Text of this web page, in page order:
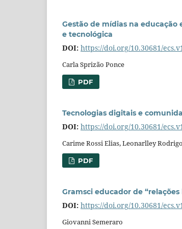
Gestão de mídias na
e tecnológica
DOI: https://doi.org/10.30681/
Carla Sprizão Ponce
PDF
Tecnologias digitais e
DOI: https://doi.org/10.30681/
Carime Rossi Elias, Leonarlley
PDF
Gramsci educador de
DOI: https://doi.org/10.30681/
Giovanni Semeraro